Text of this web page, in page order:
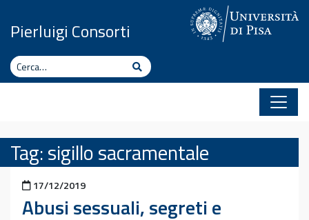
Pierluigi Consorti
Cerca Cerca
Tag:sigillo sacramentale
Pubblicato il
17/12/2019
Abusi sessuali, segreti e